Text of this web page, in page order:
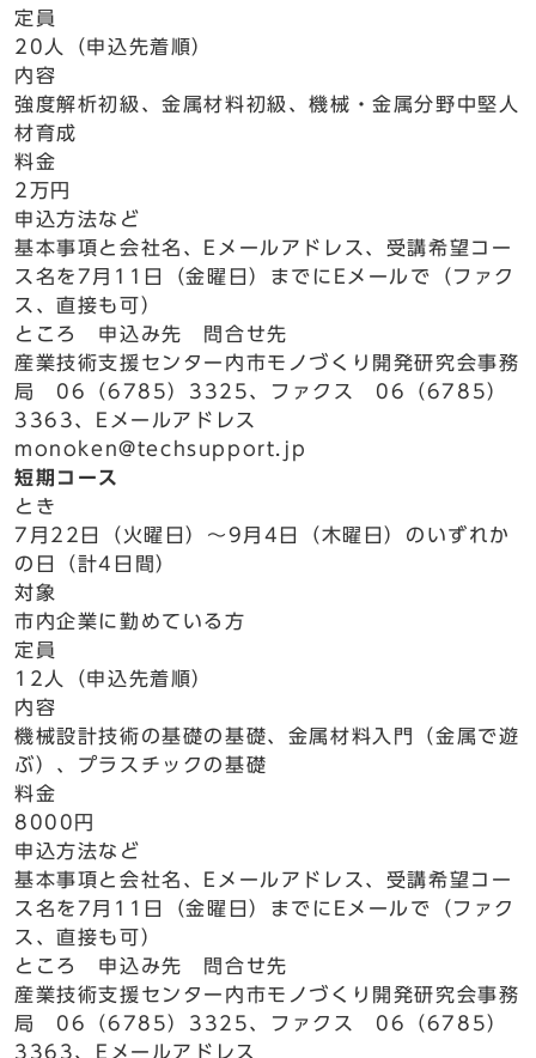
定員
20人（申込先着順）
内容
強度解析初級、金属材料初級、機械・金属分野中堅人
材育成
料金
2万円
申込方法など
基本事項と会社名、Eメールアドレス、受講希望コー
ス名を7月11日（金曜日）までにEメールで（ファク
ス、直接も可）
ところ 申込み先 問合せ先
産業技術支援センター内市モノづくり開発研究会事務
局 06（6785）3325、ファクス 06（6785）
3363、Eメールアドレス
monoken@techsupport.jp
短期コース
とき
7月22日（火曜日）～9月4日（木曜日）のいずれか
の日（計4日間）
対象
市内企業に勤めている方
定員
12人（申込先着順）
内容
機械設計技術の基礎の基礎、金属材料入門（金属で遊
ぶ）、プラスチックの基礎
料金
8000円
申込方法など
基本事項と会社名、Eメールアドレス、受講希望コー
ス名を7月11日（金曜日）までにEメールで（ファク
ス、直接も可）
ところ 申込み先 問合せ先
産業技術支援センター内市モノづくり開発研究会事務
局 06（6785）3325、ファクス 06（6785）
3363、Eメールアドレス